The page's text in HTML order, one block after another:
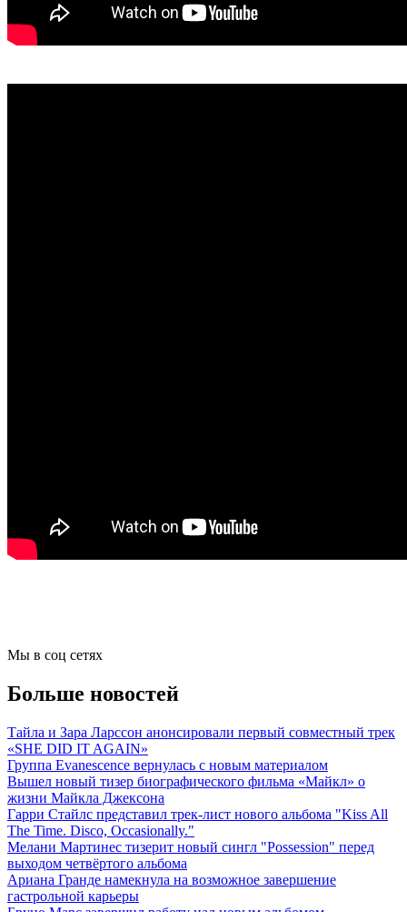
Мы в соц сетях
Больше новостей
Тайла и Зара Ларссон анонсировали первый совместный трек
«SHE DID IT AGAIN»
Группа Evanescence вернулась с новым материалом
Вышел новый тизер биографического фильма «Майкл» о
жизни Майкла Джексона
Гарри Стайлс представил трек-лист нового альбома "Kiss All
The Time. Disco, Occasionally."
Мелани Мартинес тизерит новый сингл "Possession" перед
выходом четвёртого альбома
Ариана Гранде намекнула на возможное завершение
гастрольной карьеры